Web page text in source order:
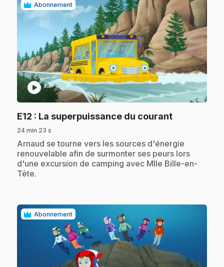
Abonnement
play_circle
E12 : La superpuissance du courant.
24 min 23 s
.Arnaud se tourne vers les sources d'énergie
renouvelable afin de surmonter ses peurs lors
d'une excursion de camping avec Mlle Bille-en-
Tête.
Abonnement